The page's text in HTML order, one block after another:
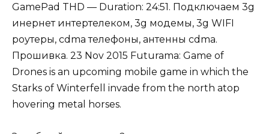
GamePad THD — Duration: 24:51. Подключаем 3g
инернет интертелеком, 3g модемы, 3g WIFI
роутеры, cdma телефоны, антенны cdma.
Прошивка. 23 Nov 2015 Futurama: Game of
Drones is an upcoming mobile game in which the
Starks of Winterfell invade from the north atop
hovering metal horses.